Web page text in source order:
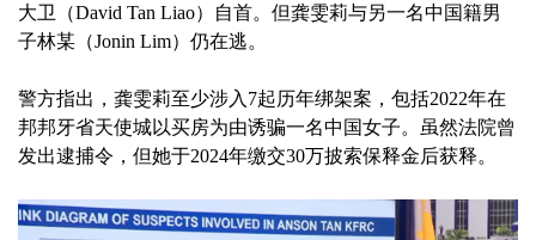
大卫（David Tan Liao）自首。但龚雯莉与另一名中国籍男
子林某（Jonin Lim）仍在逃。
警方指出，龚雯莉至少涉入7起历年绑架案，包括2022年在
邦邦牙省天使城以买房为由诱骗一名中国女子。虽然法院曾
发出逮捕令，但她于2024年缴交30万披索保释金后获释。